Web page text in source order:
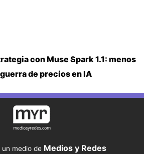
con Muse Spark 1.1: menos
de precios en IA
medio de Medios y Redes